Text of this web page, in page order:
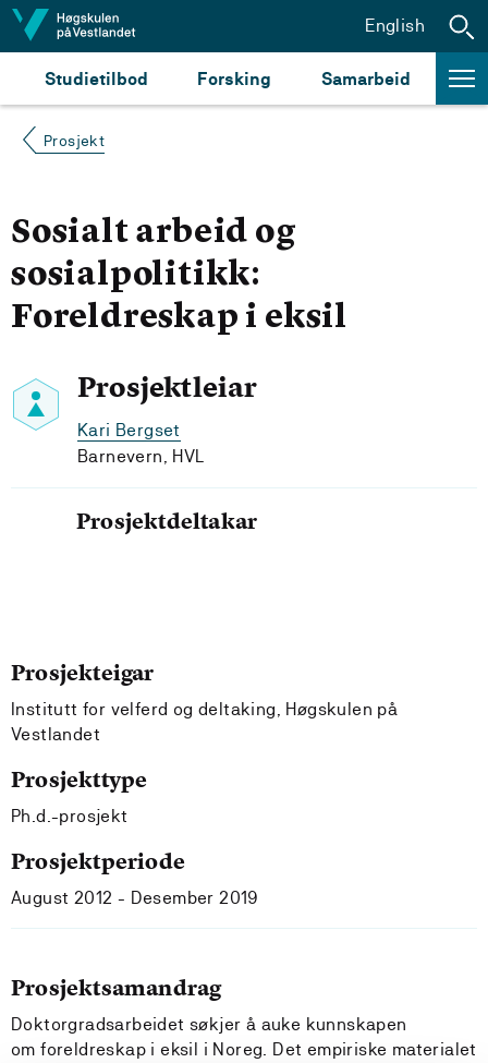
Hopp til innhald
Studietilbod Forsking Samarbeid
English
Prosjekt
Sosialt arbeid og
sosialpolitikk:
Foreldreskap i eksil
Prosjektleiar
Kari Bergset
Barnevern, HVL
Prosjektdeltakar
Prosjekteigar
Institutt for velferd og deltaking, Høgskulen på
Vestlandet
Prosjekttype
Ph.d.-prosjekt
Prosjektperiode
August 2012 - Desember 2019
Prosjektsamandrag
Doktorgradsarbeidet søkjer å auke kunnskapen
om foreldreskap i eksil i Noreg. Det empiriske materialet